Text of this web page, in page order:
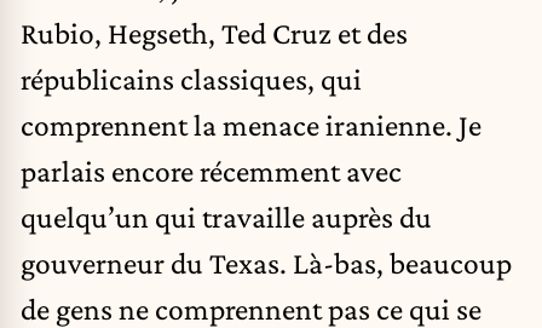
Rubio, Hegseth, Ted Cruz et des
républicains classiques, qui
comprennent la menace iranienne. Je
parlais encore récemment avec
quelqu’un qui travaille auprès du
gouverneur du Texas. Là-bas, beaucoup
de gens ne comprennent pas ce qui se